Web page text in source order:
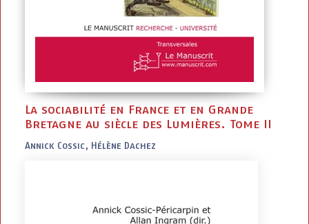
La sociabilité en France et en Grande
Bretagne au siècle des Lumières. Tome II
Annick Cossic, Hélène Dachez